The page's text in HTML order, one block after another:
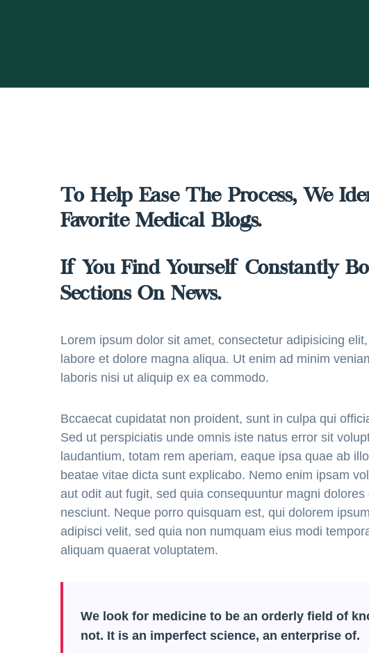
To Help Ease The Process, We
Favorite Medical Blogs.
If You Find Yourself Constantly
Sections On News.
Lorem ipsum dolor sit amet, consectetur adipisicing
labore et dolore magna aliqua. Ut enim ad minim
laboris nisi ut aliquip ex ea commodo.
Bccaecat cupidatat non proident, sunt in culpa qui
Sed ut perspiciatis unde omnis iste natus error sit
laudantium, totam rem aperiam, eaque ipsa quae ab
beatae vitae dicta sunt explicabo. Nemo enim ipsam
aut odit aut fugit, sed quia consequuntur magni
nesciunt. Neque porro quisquam est, qui dolorem
adipisci velit, sed quia non numquam eius modi
aliquam quaerat voluptatem.
We look for medicine to be an orderly field of
not. It is an imperfect science, an enterprise of.